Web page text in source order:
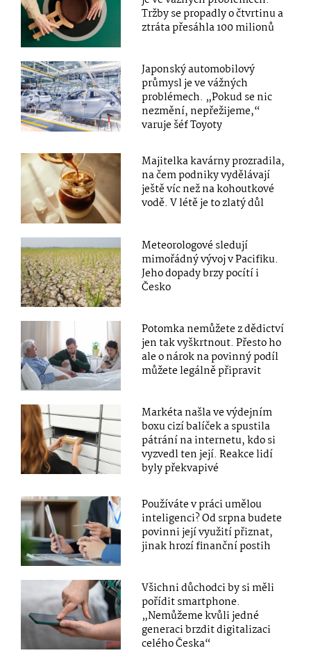
Tržby se propadly o čtvrtinu a
ztráta přesáhla 100 milionů
Japonský automobilový
průmysl je ve vážných
problémech. „Pokud se nic
nezmění, nepřežijeme,“
varuje šéf Toyoty
Majitelka kavárny prozradila,
na čem podniky vydělávají
ještě víc než na kohoutkové
vodě. V létě je to zlatý důl
Meteorologové sledují
mimořádný vývoj v Pacifiku.
Jeho dopady brzy pocítí i
Česko
Potomka nemůžete z dědictví
jen tak vyškrtnout. Přesto ho
ale o nárok na povinný podíl
můžete legálně připravit
Markéta našla ve výdejním
boxu cizí balíček a spustila
pátrání na internetu, kdo si
vyzvedl ten její. Reakce lidí
byly překvapivé
Používáte v práci umělou
inteligenci? Od srpna budete
povinni její využití přiznat,
jinak hrozí finanční postih
Všichni důchodci by si měli
pořídit smartphone.
„Nemůžeme kvůli jedné
generaci brzdit digitalizaci
celého Česka“